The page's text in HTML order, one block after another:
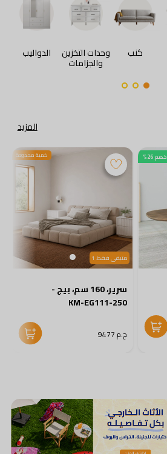
كنب وحدات التخزين
والجزامات
الدواليب
المزيد
خصم 26% كمية محدودة
متبقى فقط 1
سرير، 160 سم، بيج -
KM-EG111-250
ج.م 9477